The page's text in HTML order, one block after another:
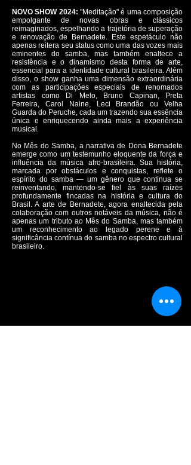
NOVO SHOW 2024: "Meditação" é uma composição
empolgante de novas obras e clássicos
reimaginados, espelhando a trajetória de superação
e renovação de Bernadete. Este espetáculo não
apenas reitera seu status como uma das vozes mais
eminentes do samba, mas também enaltece a
resistência e o dinamismo desta forma de arte,
essencial para a identidade cultural brasileira. Além
disso, o show ganha uma dimensão extraordinária
com as participações especiais de renomados
artistas como Di Melo, Bruno Capinan, Preta
Ferreira, Carol Naine, Leci Brandão ou Velha
Guarda do Peruche, cada um trazendo sua essência
única e enriquecendo ainda mais a experiência
musical.
No Mês do Samba, a narrativa de Dona Bernadete
emerge como um testemunho eloquente da força e
influência da música afro-brasileira. Sua história,
marcada por obstáculos e conquistas, reflete o
espírito do samba — um gênero que continua se
reinventando, mantendo-se fiel às suas raízes
profundamente fincadas na história e cultura do
Brasil. A arte de Bernadete, agora enaltecida pela
colaboração com outros notáveis da música, não é
apenas um tributo ao Mês do Samba, mas também
um reconhecimento ao legado perene e à
significância contínua do samba no espectro cultural
brasileiro.